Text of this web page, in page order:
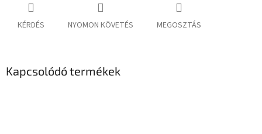
KÉRDÉS NYOMON KÖVETÉS MEGOSZTÁS
Kapcsolódó termékek